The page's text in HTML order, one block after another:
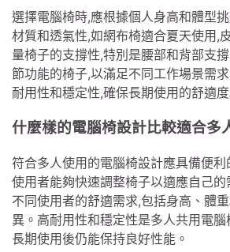
選擇電腦椅時,應根據個人身高和體型
材質和透氣性,如網布椅適合夏天使用,
量椅子的支撐性,特別是腰部和背部支
節功能的椅子,以滿足不同工作場景需
耐用性和穩定性,確保長期使用的舒適
什麼樣的電腦椅設計比較適合多
符合多人使用的電腦椅設計應具備便利
使用者能夠快速調整椅子以適應自己
不同使用者的舒適需求,包括身高、體
異。高耐用性和穩定性是多人共用電
長期使用後仍能保持良好性能。